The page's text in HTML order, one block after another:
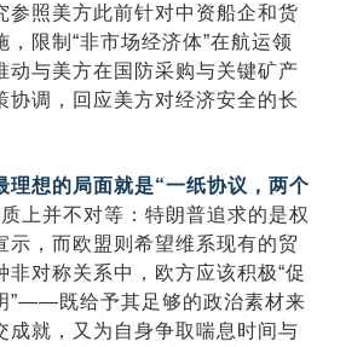
参照美方此前针对中资船企和货
限制“非市场经济体”在航运领
动与美方在国防采购与关键矿产
协调，回应美方对经济安全的长
理想的局面就是“一纸协议，两个
上并不对等：特朗普追求的是权
示，而欧盟则希望维系现有的贸
非对称关系中，欧方应该积极“促
”——既给予其足够的政治素材来
成就，又为自身争取喘息时间与